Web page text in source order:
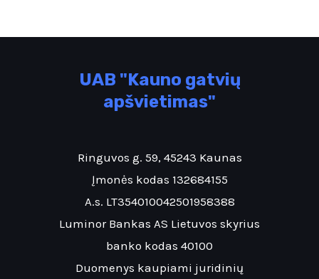
UAB "Kauno gatvių
apšvietimas"
Ringuvos g. 59, 45243 Kaunas
Įmonės kodas 132684155
A.s. LT354010042501958388
Luminor Bankas AS Lietuvos skyrius
banko kodas 40100
Duomenys kaupiami juridinių